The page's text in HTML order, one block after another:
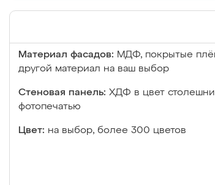
Материал фасадов: МДФ, покрытые
другой материал на ваш выбор
Стеновая панель: ХДФ в цвет
фотопечатью
Цвет: на выбор, более 300 цветов